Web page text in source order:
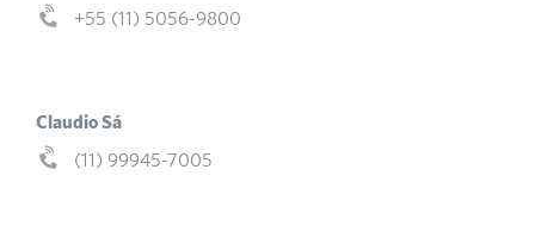
+55 (11) 5056-9800
Claudio Sá
(11) 99945-7005